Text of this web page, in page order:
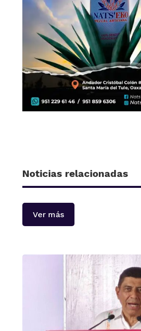
Noticias relacionadas
Ver más